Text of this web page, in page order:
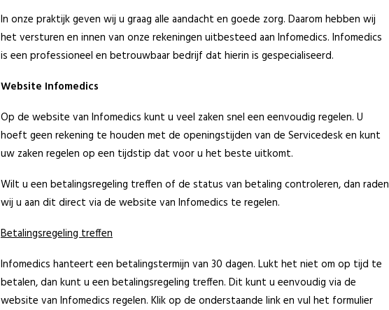
In onze praktijk geven wij u graag alle aandacht en goede zorg. Daarom hebben wij
het versturen en innen van onze rekeningen uitbesteed aan Infomedics. Infomedics
is een professioneel en betrouwbaar bedrijf dat hierin is gespecialiseerd.
Website Infomedics
Op de website van Infomedics kunt u veel zaken snel een eenvoudig regelen. U
hoeft geen rekening te houden met de openingstijden van de Servicedesk en kunt
uw zaken regelen op een tijdstip dat voor u het beste uitkomt.
Wilt u een betalingsregeling treffen of de status van betaling controleren, dan raden
wij u aan dit direct via de website van Infomedics te regelen.
Betalingsregeling treffen
Infomedics hanteert een betalingstermijn van 30 dagen. Lukt het niet om op tijd te
betalen, dan kunt u een betalingsregeling treffen. Dit kunt u eenvoudig via de
website van Infomedics regelen. Klik op de onderstaande link en vul het formulier